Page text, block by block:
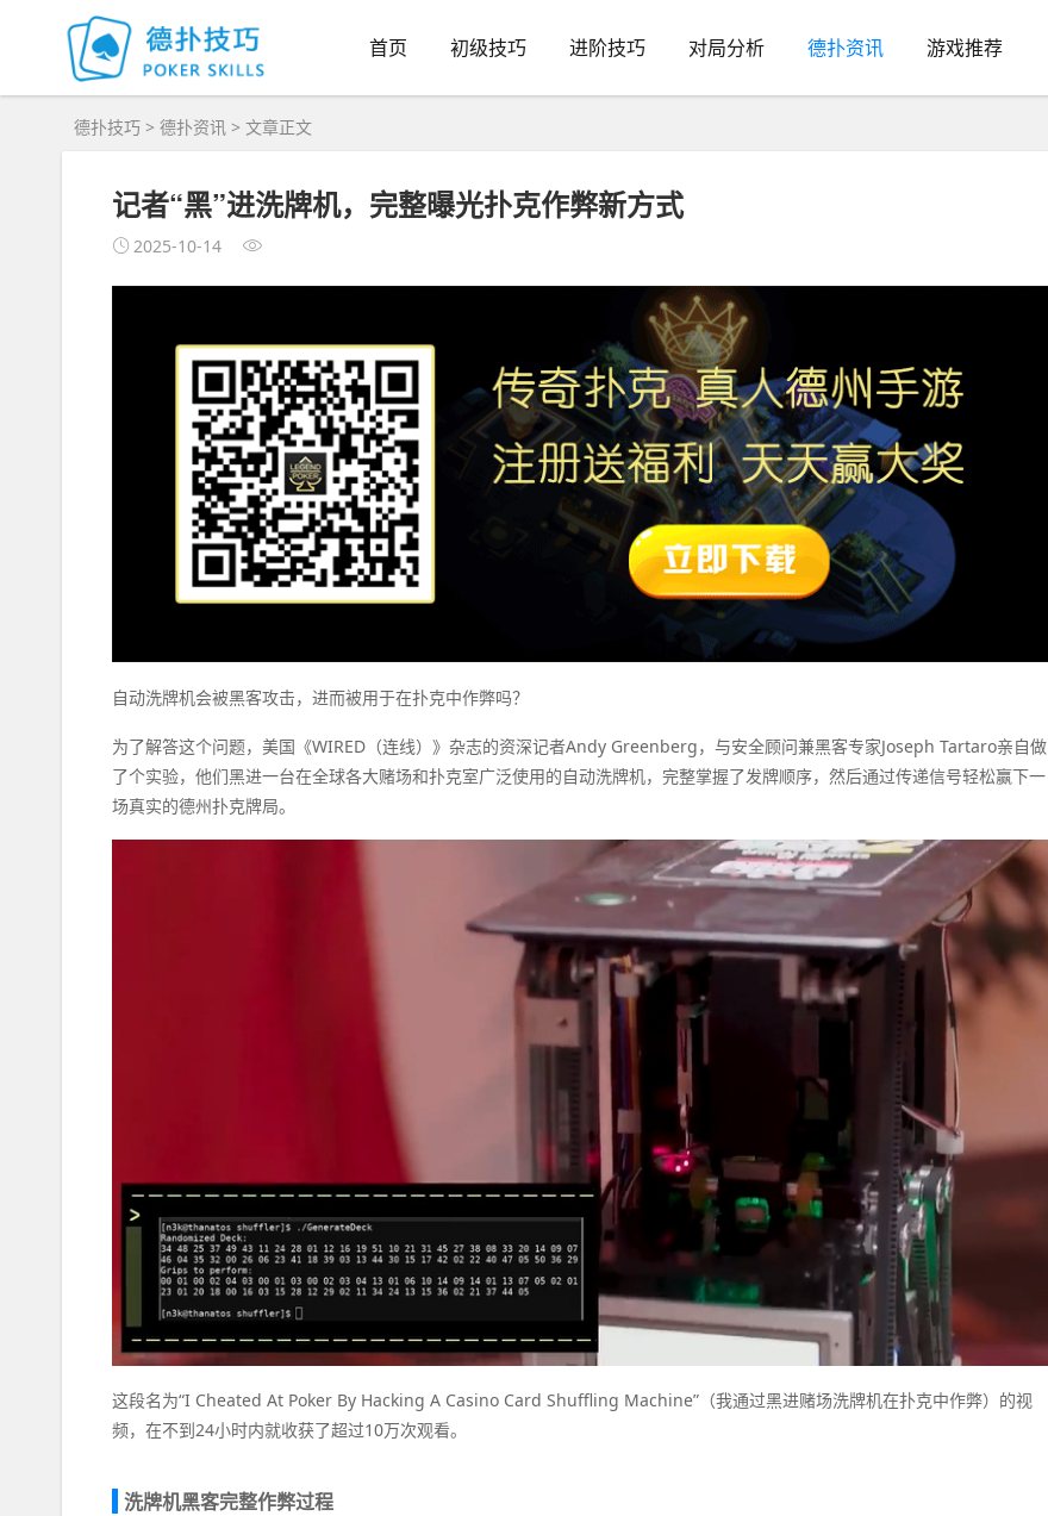
首页 初级技巧 进阶技巧 对局分析 德扑资讯 游戏推荐
德扑技巧 > 德扑资讯 > 文章正文
记者“黑”进洗牌机，完整曝光扑克作弊新方式
2025-10-14
自动洗牌机会被黑客攻击，进而被用于在扑克中作弊吗？
为了解答这个问题，美国《WIRED（连线）》杂志的资深记者Andy Greenberg，与安全顾问兼黑客专家Joseph Tartaro亲自做
了个实验，他们黑进一台在全球各大赌场和扑克室广泛使用的自动洗牌机，完整掌握了发牌顺序，然后通过传递信号轻松赢下一
场真实的德州扑克牌局。
这段名为“I Cheated At Poker By Hacking A Casino Card Shuffling Machine”（我通过黑进赌场洗牌机在扑克中作弊）的视
频，在不到24小时内就收获了超过10万次观看。
洗牌机黑客完整作弊过程